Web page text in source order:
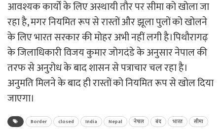
आवश्यक कार्यों के लिए अस्थायी तौर पर सीमा को खोला जा
रहा है, मगर नियमित रूप से रास्तों और झूला पुलों को खोलने
के लिए भारत सरकार की मोहर अभी नहीं लगी है।पिथौरागढ़
के जिलाधिकारी विजय कुमार जोगदंडे के अनुसार नेपाल की
तरफ से अनुरोध के बाद शासन से पत्राचार चल रहा है।
अनुमति मिलने के बाद ही रास्तों को नियमित रूप से खोल दिया
जाएगा।
Border closed India Nepal नेपाल बंद भारत सीमा